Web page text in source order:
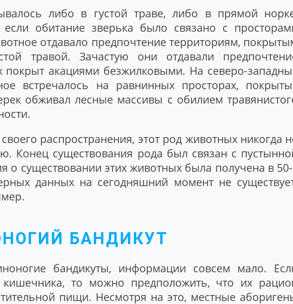
либо в густой траве, либо в прямой
обитание зверька было связано с
отдавало предпочтение территориям,
травой. Зачастую они отдавали
покрыт акациями безжилковыми. На северо-
встречалось на равнинных просторах,
обживал лесные массивы с обилием
распространения, этот род животных никогда
Конец существования рода был связан с
о существовании этих животных была получена в
данных на сегодняшний момент не
БАНДИКУТ
бандикуты, информации совсем мало.
то можно предположить, что их
пищи. Несмотря на это, местные